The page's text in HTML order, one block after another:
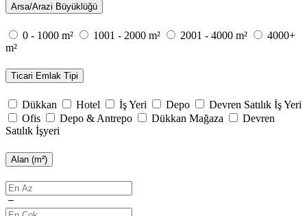
Arsa/Arazi Büyüklüğü
0 - 1000 m² 1001 - 2000 m² 2001 - 4000 m²
4000+
m²
Ticari Emlak Tipi
Dükkan Hotel İş Yeri Depo
Devren Satılık İş Yeri
Ofis
Depo & Antrepo Dükkan Mağaza
Devren
Satılık İşyeri
Alan (m²)